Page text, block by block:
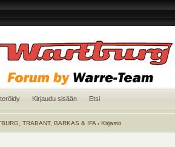
Kirjaudu sisään Etsi
TRABANT, BARKAS & IFA ‹ Kirjasto